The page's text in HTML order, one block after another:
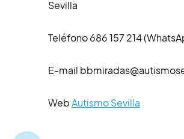
Sevilla
Teléfono 686 157 214
E-mail
WebAutismo Sevilla